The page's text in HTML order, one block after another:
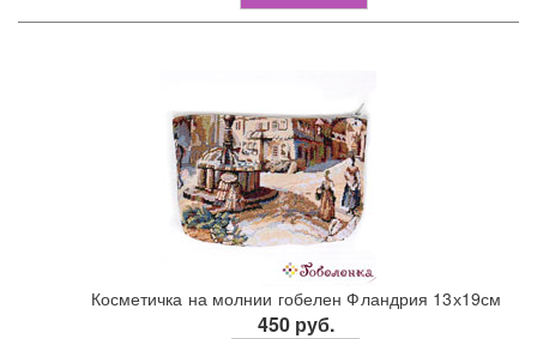
Косметичка на молнии гобелен Фландрия 13х19см
450 руб.